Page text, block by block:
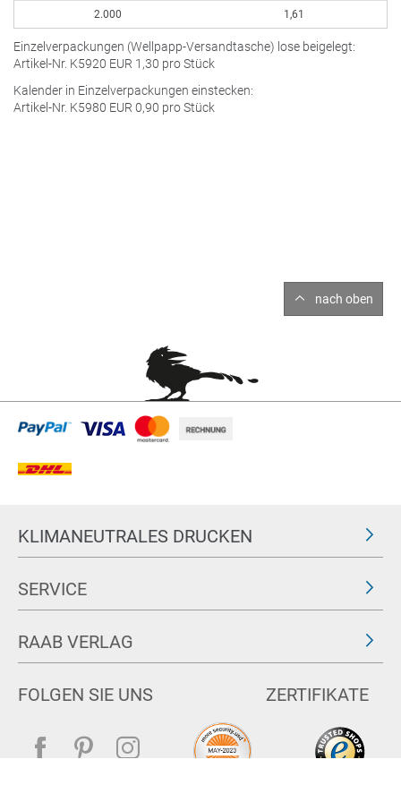
2.000 1,61
Einzelverpackungen (Wellpapp-Versandtasche) lose beigelegt:
Artikel-Nr. K5920 EUR 1,30 pro Stück
Kalender in Einzelverpackungen einstecken:
Artikel-Nr. K5980 EUR 0,90 pro Stück
nach oben
KLIMANEUTRALES DRUCKEN
SERVICE
RAAB VERLAG
FOLGEN SIE UNS ZERTIFIKATE